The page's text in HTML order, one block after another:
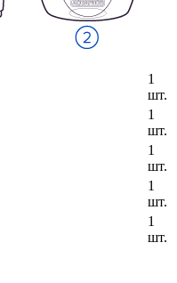
5)
1
шт.
1
шт.
1
шт.
1
шт.
1
шт.